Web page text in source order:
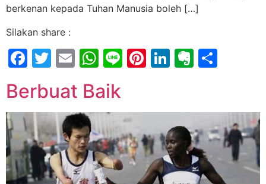
berkenan kepada Tuhan Manusia boleh […]
Silakan share :
Facebook
Twitter
EmailWhatsApp
LinePinterest
LinkedIn
Berbuat Baik